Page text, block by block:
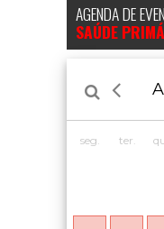
AGENDA DE
SAÚDE
seg. ter.